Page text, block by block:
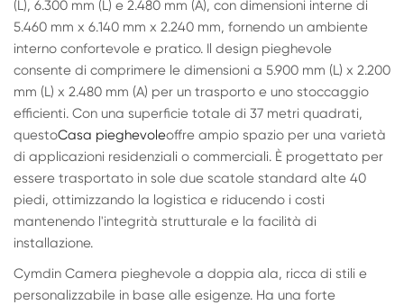
(L), 6.300 mm (L) e 2.480 mm (A), con dimensioni interne di
5.460 mm x 6.140 mm x 2.240 mm, fornendo un ambiente
interno confortevole e pratico. Il design pieghevole
consente di comprimere le dimensioni a 5.900 mm (L) x 2.200
mm (L) x 2.480 mm (A) per un trasporto e uno stoccaggio
efficienti. Con una superficie totale di 37 metri quadrati,
questoCasa pieghevoleoffre ampio spazio per una varietà
di applicazioni residenziali o commerciali. È progettato per
essere trasportato in sole due scatole standard alte 40
piedi, ottimizzando la logistica e riducendo i costi
mantenendo l'integrità strutturale e la facilità di
installazione.
Cymdin Camera pieghevole a doppia ala, ricca di stili e
personalizzabile in base alle esigenze. Ha una forte